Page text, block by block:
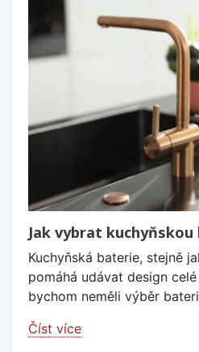
Jak vybrat
Kuchyňská baterie, stejně
pomáhá udávat design
bychom neměli výběr
Číst více